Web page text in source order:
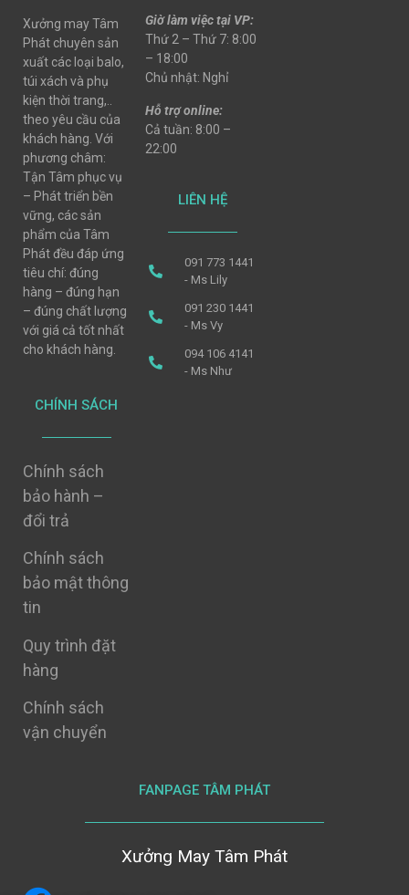
Xưởng may Tâm
Phát chuyên sản
xuất các loại balo,
túi xách và phụ
kiện thời trang,..
theo yêu cầu của
khách hàng. Với
phương châm:
Tận Tâm phục vụ
– Phát triển bền
vững, các sản
phẩm của Tâm
Phát đều đáp ứng
tiêu chí: đúng
hàng – đúng hạn
– đúng chất lượng
với giá cả tốt nhất
cho khách hàng.
CHÍNH SÁCH
Chính sách
bảo hành –
đổi trả
Chính sách
bảo mật thông
tin
Quy trình đặt
hàng
Chính sách
vận chuyển
Giờ làm việc tại VP:
Thứ 2 – Thứ 7: 8:00
– 18:00
Chủ nhật: Nghỉ
Hỗ trợ online:
Cả tuần: 8:00 –
22:00
LIÊN HỆ
091 773 1441
- Ms Lily
091 230 1441
- Ms Vy
094 106 4141
- Ms Như
FANPAGE TÂM PHÁT
Xưởng May Tâm Phát